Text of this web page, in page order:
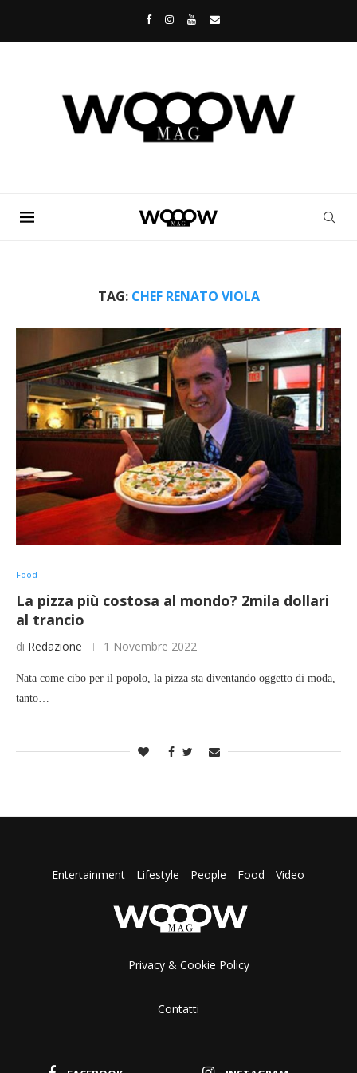
TAG: CHEF RENATO VIOLA
Food
La pizza più costosa al mondo? 2mila dollari
al trancio
di Redazione 1 Novembre 2022
Nata come cibo per il popolo, la pizza sta diventando oggetto di moda,
tanto…
Entertainment Lifestyle People Food Video
Privacy & Cookie Policy
Contatti